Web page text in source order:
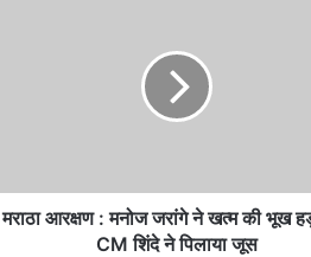
मराठा आरक्षण : मनोज जरांगे ने खत्म की भूख
CM शिंदे ने पिलाया जूस